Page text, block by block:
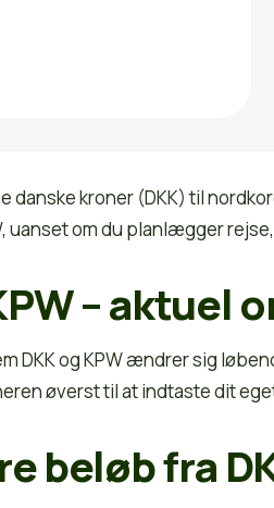
danske kroner (DKK) til
uanset om du planlægger
– aktuel
DKK og KPW ændrer sig
øverst til at indtaste dit
beløb fra